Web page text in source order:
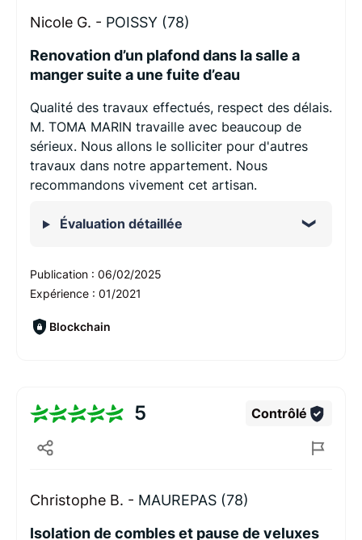
Nicole G. - POISSY (78)
Renovation d’un plafond dans la salle a
manger suite a une fuite d’eau
Qualité des travaux effectués, respect des délais.
M. TOMA MARIN travaille avec beaucoup de
sérieux. Nous allons le solliciter pour d'autres
travaux dans notre appartement. Nous
recommandons vivement cet artisan.
Évaluation détaillée
Publication : 06/02/2025
Expérience : 01/2021
Blockchain
5 Contrôlé
Christophe B. - MAUREPAS (78)
Isolation de combles et pause de veluxes